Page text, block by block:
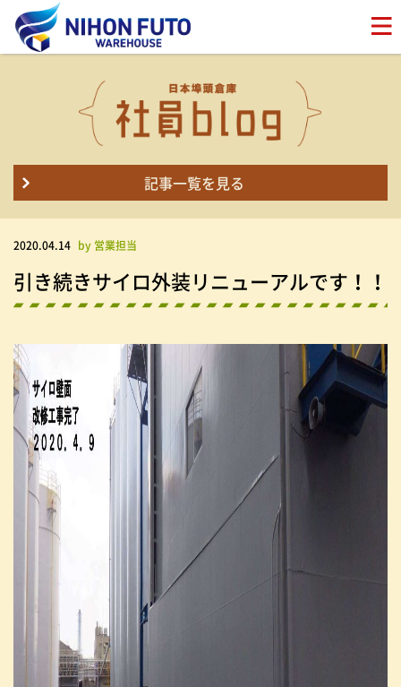
記事一覧を見る
2020.04.14 by 営業担当
引き続きサイロ外装リニューアルです！！